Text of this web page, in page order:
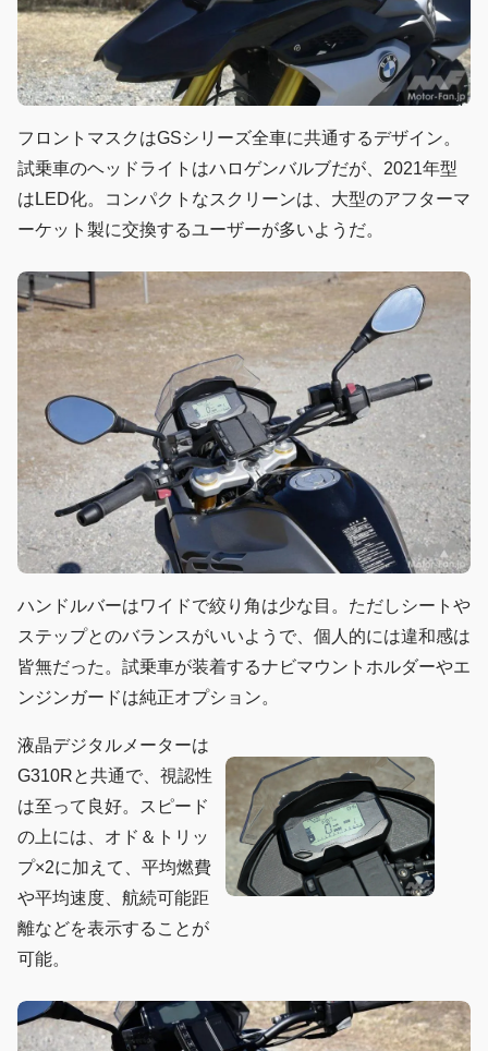
フロントマスクはGSシリーズ全車に共通するデザイン。
試乗車のヘッドライトはハロゲンバルブだが、2021年型
はLED化。コンパクトなスクリーンは、大型のアフターマ
ーケット製に交換するユーザーが多いようだ。
ハンドルバーはワイドで絞り角は少な目。ただしシートや
ステップとのバランスがいいようで、個人的には違和感は
皆無だった。試乗車が装着するナビマウントホルダーやエ
ンジンガードは純正オプション。
液晶デジタルメーターは
G310Rと共通で、視認性
は至って良好。スピード
の上には、オド＆トリッ
プ×2に加えて、平均燃費
や平均速度、航続可能距
離などを表示することが
可能。